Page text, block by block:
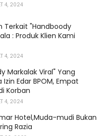
4, 2024
Terkait "Handboody
: Produk Klien Kami
4, 2024
Markalak Viral" Yang
Edar BPOM, Empat
Korban
4, 2024
Hotel,Muda-mudi Bukan
Razia